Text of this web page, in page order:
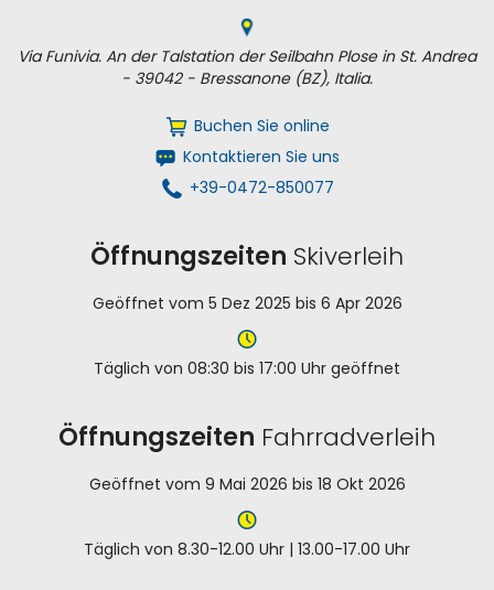
Via Funivia. An der Talstation der Seilbahn Plose in St. Andrea
- 39042 - Bressanone (BZ), Italia.
Buchen Sie online
Kontaktieren Sie uns
+39-0472-850077
Öffnungszeiten Skiverleih
Geöffnet vom 5 Dez 2025 bis 6 Apr 2026
Täglich von 08:30 bis 17:00 Uhr geöffnet
Öffnungszeiten Fahrradverleih
Geöffnet vom 9 Mai 2026 bis 18 Okt 2026
Täglich von 8.30-12.00 Uhr | 13.00-17.00 Uhr